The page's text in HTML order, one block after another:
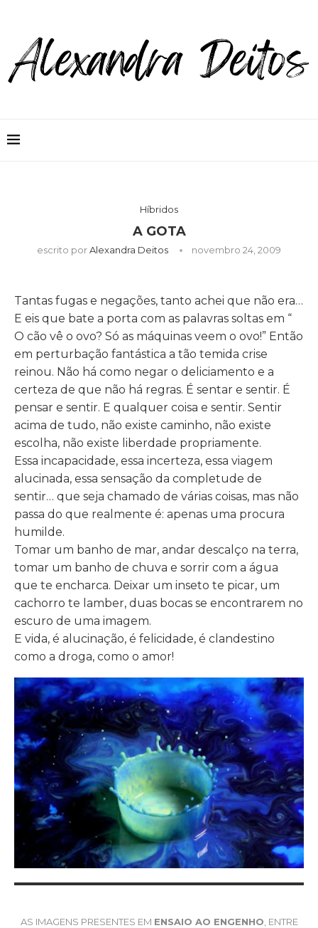
Híbridos
A GOTA
escrito porAlexandra Deitos novembro 24, 2009
Tantas fugas e negações, tanto achei que não era…
E eis que bate a porta com as palavras soltas em “
O cão vê o ovo? Só as máquinas veem o ovo!” Então
em perturbação fantástica a tão temida crise
reinou. Não há como negar o deliciamento e a
certeza de que não há regras. É sentar e sentir. É
pensar e sentir. E qualquer coisa e sentir. Sentir
acima de tudo, não existe caminho, não existe
escolha, não existe liberdade propriamente.
Essa incapacidade, essa incerteza, essa viagem
alucinada, essa sensação da completude de
sentir… que seja chamado de várias coisas, mas não
passa do que realmente é: apenas uma procura
humilde.
Tomar um banho de mar, andar descalço na terra,
tomar um banho de chuva e sorrir com a água
que te encharca. Deixar um inseto te picar, um
cachorro te lamber, duas bocas se encontrarem no
escuro de uma imagem.
E vida, é alucinação, é felicidade, é clandestino
como a droga, como o amor!
AS IMAGENS PRESENTES EM ENSAIO AO ENGENHO , ENTRE